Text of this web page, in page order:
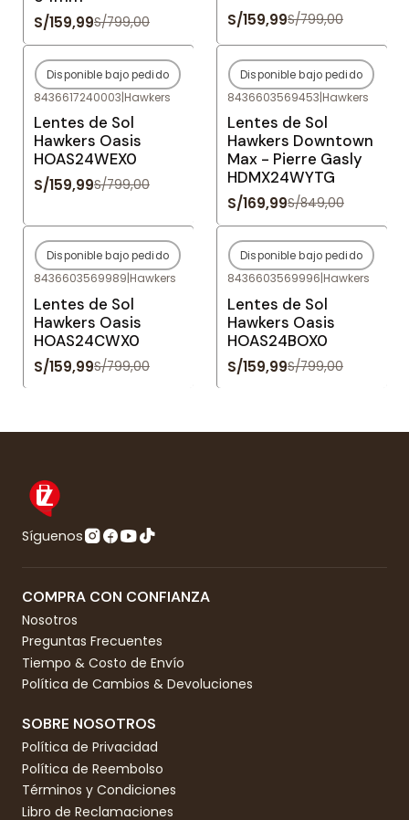
S/159,99S/799,00 S/159,99S/799,00
-80%OFF
Agotado
Disponible bajo pedido
8436617240003|Hawkers
Lentes de Sol
Hawkers Oasis
HOAS24WEX0
S/159,99S/799,00
-80%OFF
Agotado
Disponible bajo pedido
8436603569453|Hawkers
Lentes de Sol
Hawkers Downtown
Max - Pierre Gasly
HDMX24WYTG
S/169,99S/849,00
-80%OFF
Agotado
Disponible bajo pedido
8436603569989|Hawkers
Lentes de Sol
Hawkers Oasis
HOAS24CWX0
S/159,99S/799,00
-80%OFF
Agotado
Disponible bajo pedido
8436603569996|Hawkers
Lentes de Sol
Hawkers Oasis
HOAS24BOX0
S/159,99S/799,00
Síguenos
COMPRA CON CONFIANZA
Nosotros
Preguntas Frecuentes
Tiempo & Costo de Envío
Política de Cambios & Devoluciones
SOBRE NOSOTROS
Política de Privacidad
Política de Reembolso
Términos y Condiciones
Libro de Reclamaciones